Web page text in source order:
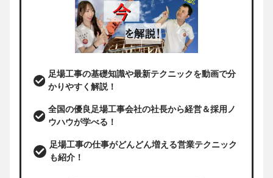
足場工事の基礎知識や最新テクニックを動画で分
かりやすく解説！
全国の優良足場工事会社の社長から経営＆採用ノ
ウハウが学べる！
足場工事の仕事がどんどん増える営業テクニック
も紹介！